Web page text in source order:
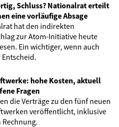
Schluss? Nationalrat erteilt
eine vorläufige Absage
hat den indirekten
zur Atom-Initiative heute
Ein wichtiger, wenn auch
hohe Kosten, aktuell
Fragen
die Verträge zu den fünf neuen
veröffentlicht, inklusive